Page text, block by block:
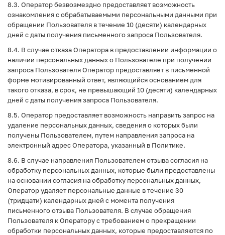
8.3. Оператор безвозмездно предоставляет возможность
ознакомления с обрабатываемыми персональными данными при
обращении Пользователя в течение 10 (десяти) календарных
дней с даты получения письменного запроса Пользователя.
8.4. В случае отказа Оператора в предоставлении информации о
наличии персональных данных о Пользователе при получении
запроса Пользователя Оператор предоставляет в письменной
форме мотивированный ответ, являющийся основанием для
такого отказа, в срок, не превышающий 10 (десяти) календарных
дней с даты получения запроса Пользователя.
8.5. Оператор предоставляет возможность направить запрос на
удаление персональных данных, сведения о которых были
получены Пользователем, путем направления запроса на
электронный адрес Оператора, указанный в Политике.
8.6. В случае направления Пользователем отзыва согласия на
обработку персональных данных, которые были предоставлены
на основании согласия на обработку персональных данных,
Оператор удаляет персональные данные в течение 30
(тридцати) календарных дней с момента получения
письменного отзыва Пользователя. В случае обращения
Пользователя к Оператору с требованием о прекращении
обработки персональных данных, которые предоставляются по